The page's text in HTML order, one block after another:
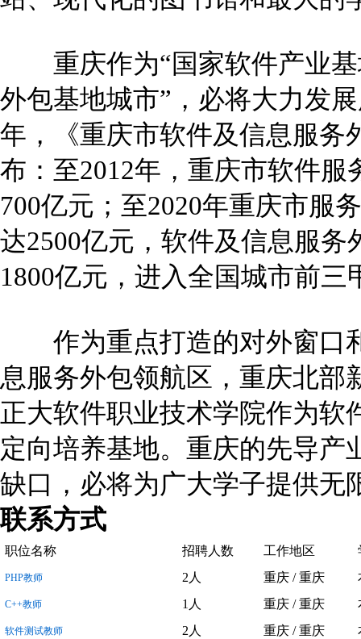
重庆作为“国家软件产业基
外包基地城市”，必将大力发
年，《重庆市软件及信息服务
布：至2012年，重庆市软件服
700亿元；至2020年重庆市服
达2500亿元，软件及信息服务
1800亿元，进入全国城市前三
作为重点打造的对外窗口
息服务外包领航区，重庆北部
正大软件职业技术学院作为软
定向培养基地。重庆的先导产
缺口，必将为广大学子提供无
联系方式
职位名称 招聘人数 工作地区
PHP教师 2人 重庆 / 重庆
C++教师 1人 重庆 / 重庆
软件测试教师 2人 重庆 / 重庆